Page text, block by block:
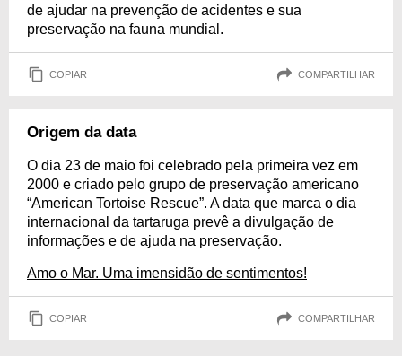
de ajudar na prevenção de acidentes e sua
preservação na fauna mundial.
COPIAR COMPARTILHAR
Origem da data
O dia 23 de maio foi celebrado pela primeira vez em
2000 e criado pelo grupo de preservação americano
“American Tortoise Rescue”. A data que marca o dia
internacional da tartaruga prevê a divulgação de
informações e de ajuda na preservação.
Amo o Mar. Uma imensidão de sentimentos!
COPIAR COMPARTILHAR